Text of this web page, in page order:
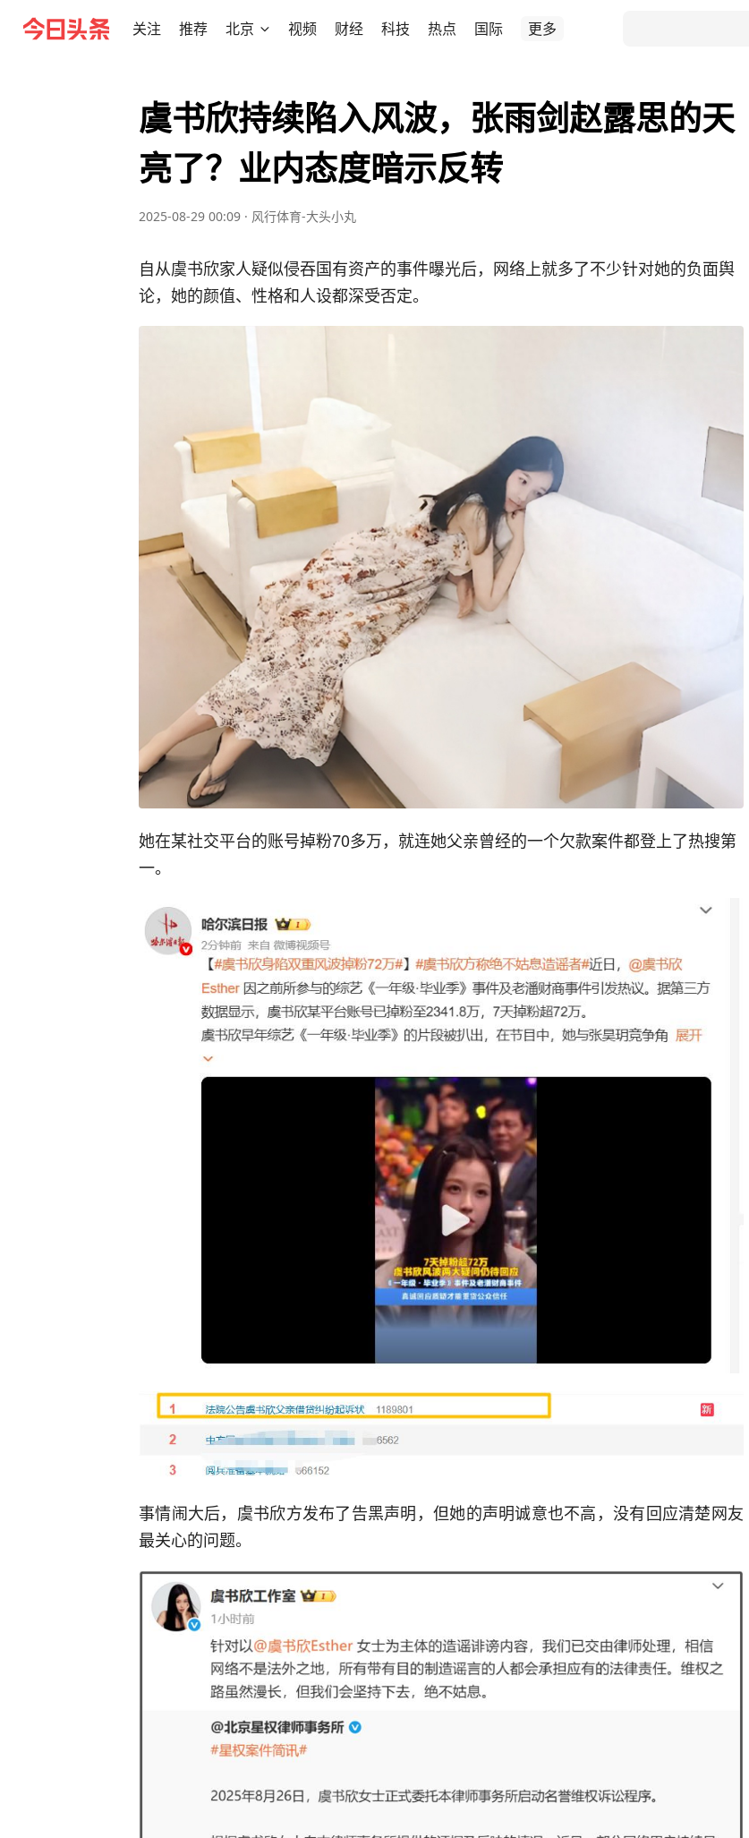
关注 推荐 北京 视频 财经 科技 热点 国际 更多
虞书欣持续陷入风波，张雨剑赵露思的天
亮了？业内态度暗示反转
2025-08-29 00:09 · 风行体育-大头小丸
自从虞书欣家人疑似侵吞国有资产的事件曝光后，网络上就多了不少针对她的负面舆
论，她的颜值、性格和人设都深受否定。
她在某社交平台的账号掉粉70多万，就连她父亲曾经的一个欠款案件都登上了热搜第
一。
事情闹大后，虞书欣方发布了告黑声明，但她的声明诚意也不高，没有回应清楚网友
最关心的问题。